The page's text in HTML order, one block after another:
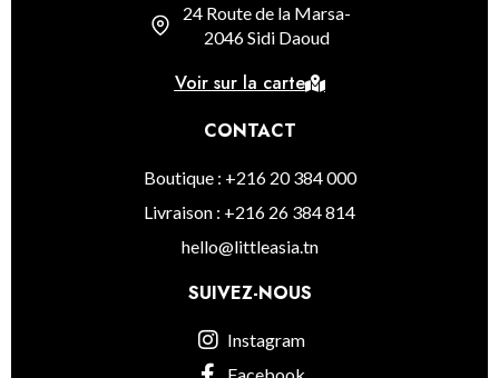
24 Route de la Marsa-
2046 Sidi Daoud
Voir sur la carte
CONTACT
Boutique : +216 20 384 000
Livraison : +216 26 384 814
hello@littleasia.tn
SUIVEZ-NOUS
Instagram